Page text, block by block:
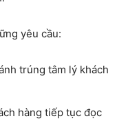
yêu cầu:
trúng tâm lý khách
hàng tiếp tục đọc